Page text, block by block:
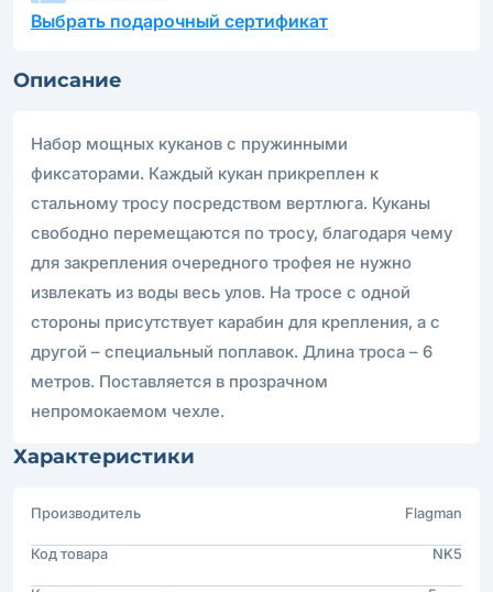
Выбрать подарочный сертификат
Описание
Набор мощных куканов с пружинными
фиксаторами. Каждый кукан прикреплен к
стальному тросу посредством вертлюга. Куканы
свободно перемещаются по тросу, благодаря чему
для закрепления очередного трофея не нужно
извлекать из воды весь улов. На тросе с одной
стороны присутствует карабин для крепления, а с
другой – специальный поплавок. Длина троса – 6
метров. Поставляется в прозрачном
непромокаемом чехле.
Характеристики
Производитель Flagman
Код товара NK5